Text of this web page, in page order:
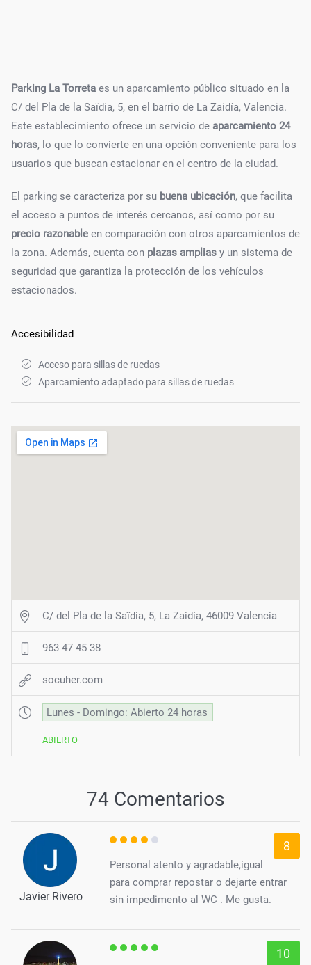
Parking La Torreta es un aparcamiento público situado en la
C/ del Pla de la Saïdia, 5, en el barrio de La Zaidía, Valencia.
Este establecimiento ofrece un servicio de aparcamiento 24
horas, lo que lo convierte en una opción conveniente para los
usuarios que buscan estacionar en el centro de la ciudad.
El parking se caracteriza por su buena ubicación, que facilita
el acceso a puntos de interés cercanos, así como por su
precio razonable en comparación con otros aparcamientos de
la zona. Además, cuenta con plazas amplias y un sistema de
seguridad que garantiza la protección de los vehículos
estacionados.
Accesibilidad
Acceso para sillas de ruedas
Aparcamiento adaptado para sillas de ruedas
C/ del Pla de la Saïdia, 5, La Zaidía, 46009 Valencia
963 47 45 38
socuher.com
Lunes - Domingo: Abierto 24 horas
ABIERTO
74 Comentarios
Javier Rivero
8
Personal atento y agradable,igual
para comprar repostar o dejarte entrar
sin impedimento al WC . Me gusta.
10